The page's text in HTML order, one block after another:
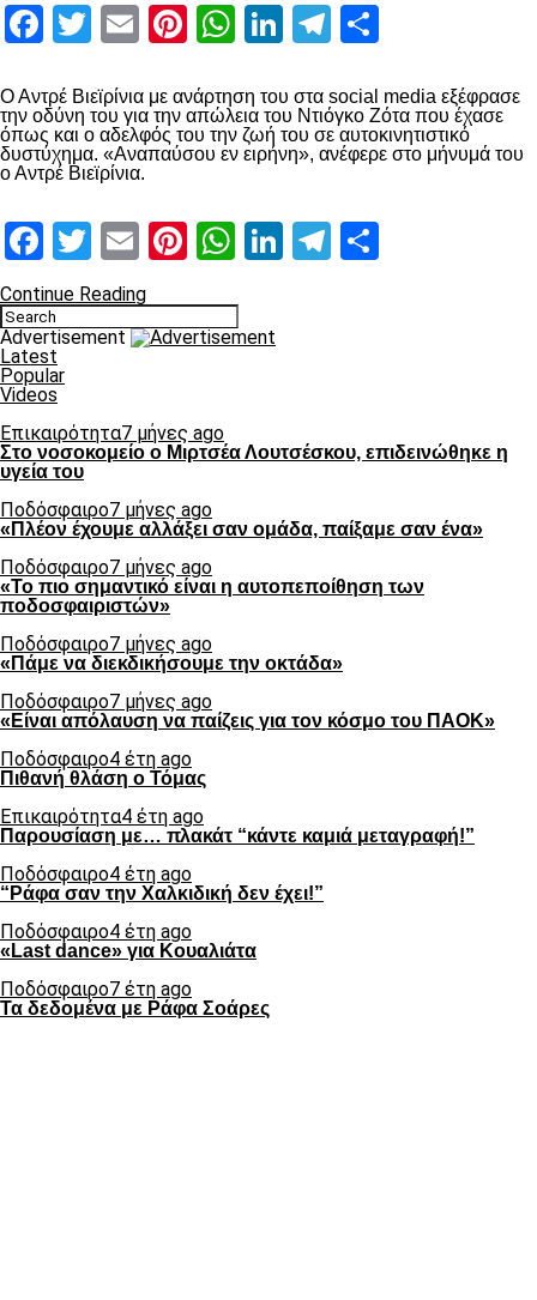
Facebook
Twitter
EmailPinterest
WhatsApp
LinkedIn
Telegram
Ο Αντρέ Βιεϊρίνια με ανάρτηση του στα social media εξέφρασε
την οδύνη του για την απώλεια του Ντιόγκο Ζότα που έχασε
όπως και ο αδελφός του την ζωή του σε αυτοκινητιστικό
δυστύχημα. «Αναπαύσου εν ειρήνη», ανέφερε στο μήνυμά του
ο Αντρέ Βιεϊρίνια.
Facebook
Twitter
EmailPinterest
WhatsApp
LinkedIn
Telegram
Continue Reading
Advertisement
Latest
Popular
Videos
Επικαιρότητα7 μήνες ago
Στο νοσοκομείο ο Μιρτσέα Λουτσέσκου, επιδεινώθηκε η
υγεία του
Ποδόσφαιρο7 μήνες ago
«Πλέον έχουμε αλλάξει σαν ομάδα, παίξαμε σαν ένα»
Ποδόσφαιρο7 μήνες ago
«Το πιο σημαντικό είναι η αυτοπεποίθηση των
ποδοσφαιριστών»
Ποδόσφαιρο7 μήνες ago
«Πάμε να διεκδικήσουμε την οκτάδα»
Ποδόσφαιρο7 μήνες ago
«Είναι απόλαυση να παίζεις για τον κόσμο του ΠΑΟΚ»
Ποδόσφαιρο4 έτη ago
Πιθανή θλάση ο Τόμας
Επικαιρότητα4 έτη ago
Παρουσίαση με… πλακάτ “κάντε καμιά μεταγραφή!”
Ποδόσφαιρο4 έτη ago
“Ράφα σαν την Χαλκιδική δεν έχει!”
Ποδόσφαιρο4 έτη ago
«Last dance» για Κουαλιάτα
Ποδόσφαιρο7 έτη ago
Τα δεδομένα με Ράφα Σοάρες